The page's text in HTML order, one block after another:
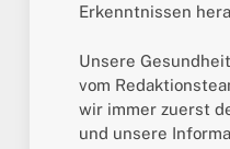
Erkenntnissen
Unsere
vom
wir immer zuerst
und unsere